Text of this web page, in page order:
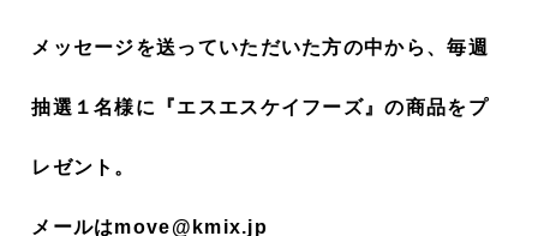
メッセージを送っていただいた方の中から、毎週
抽選１名様に『エスエスケイフーズ』の商品をプ
レゼント。
メールはmove@kmix.jp